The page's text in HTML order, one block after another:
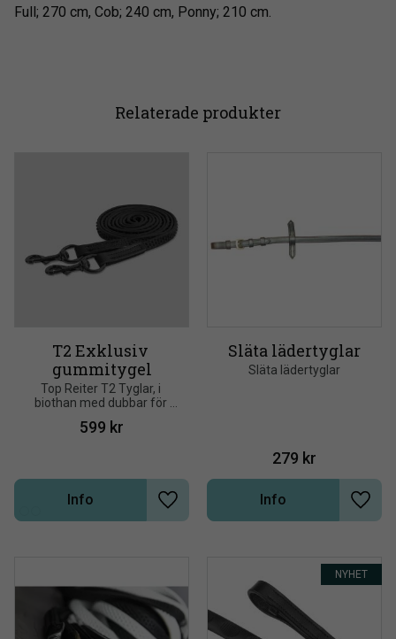
Full; 270 cm, Cob; 240 cm, Ponny; 210 cm.
Relaterade produkter
T2 Exklusiv
gummitygel
Top Reiter T2 Tyglar, i
biothan med dubbar för
599 kr
Lägg till i önskelista
Info
Släta lädertyglar
Släta lädertyglar
279 kr
Lägg
Info
NYHET